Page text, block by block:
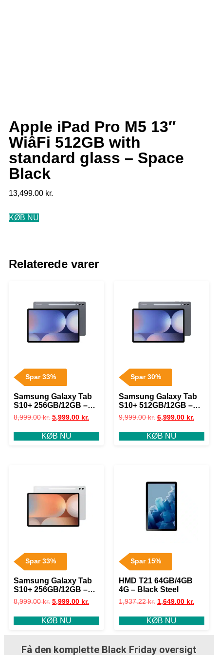
Apple iPad Pro M5 13″
WiâFi 512GB with
standard glass – Space
Black
13,499.00 kr.
KØB NU
Relaterede varer
Spar 33%
Samsung Galaxy Tab
S10+ 256GB/12GB –
Moonstone Grey
8,999.00kr. 5,999.00 kr.
KØB NU
Spar 30%
Samsung Galaxy Tab
S10+ 512GB/12GB –
Moonstone Grey
9,999.00kr. 6,999.00 kr.
KØB NU
Spar 33%
Samsung Galaxy Tab
S10+ 256GB/12GB –
Platinum Silver
8,999.00kr. 5,999.00 kr.
KØB NU
Spar 15%
HMD T21 64GB/4GB
4G – Black Steel
1,937.22kr. 1,649.00 kr.
KØB NU
Få den komplette Black Friday oversigt